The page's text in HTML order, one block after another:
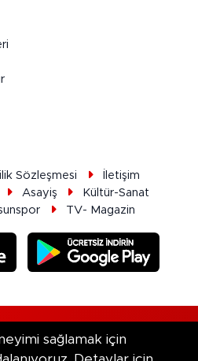
Sözleşmesi
İletişim
Asayiş
Kültür-Sanat
TV- Magazin
sağlamak için